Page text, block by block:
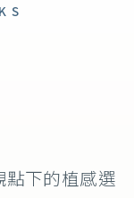
下的植感選